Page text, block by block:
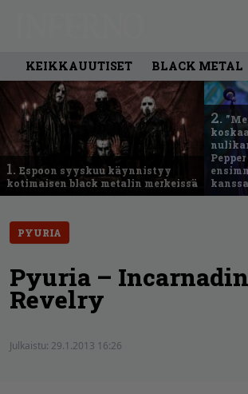
KEIKKAUUTISET BLACK METAL
1. Espoon syyskuu käynnistyy
kotimaisen black metalin merkeissä
2.
kanssa
PYURIA
Pyuria –
Revelry
Julkaistu: 29.1.2013 16:26